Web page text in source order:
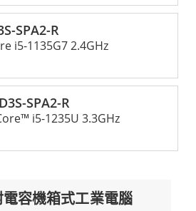
SPA2-R
i5-1135G7 2.4GHz
SPA2-R
i5-1235U 3.3GHz
容機箱式工業電腦